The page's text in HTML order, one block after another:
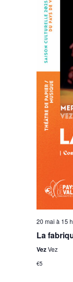
20 mai à 15
La
VezVez
€5